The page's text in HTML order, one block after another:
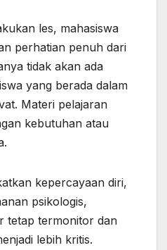
les, mahasiswa
perhatian penuh dari
tidak akan ada
yang berada dalam
Materi pelajaran
kebutuhan atau
kepercayaan diri,
psikologis,
tetap termonitor dan
lebih kritis.